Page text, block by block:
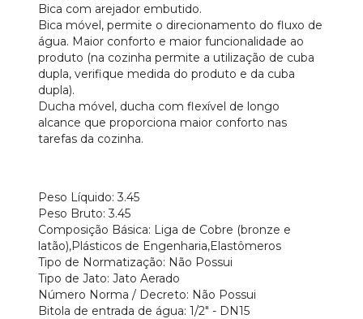
Bica com arejador embutido.
Bica móvel, permite o direcionamento do fluxo de
gua. Maior conforto e maior funcionalidade ao
produto (na cozinha permite a utilização de cuba
dupla, verifique medida do produto e da cuba
dupla).
Ducha móvel, ducha com flexível de longo
alcance que proporciona maior conforto nas
tarefas da cozinha.
Peso Líquido: 3.45
Peso Bruto: 3.45
Composição Básica: Liga de Cobre (bronze e
latão),Plásticos de Engenharia,Elastômeros
Tipo de Normatização: Não Possui
Tipo de Jato: Jato Aerado
Número Norma / Decreto: Não Possui
Bitola de entrada de água: 1/2" - DN15